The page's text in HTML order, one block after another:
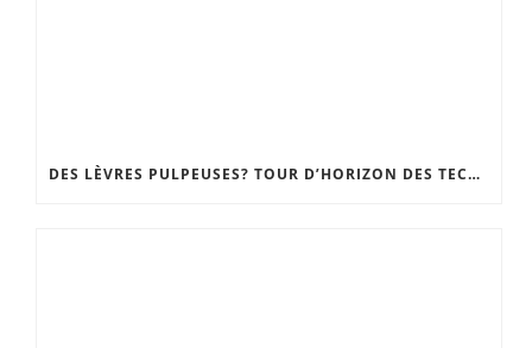
DES LÈVRES PULPEUSES? TOUR D’HORIZON DES TECHNIQUES, DU GLOSS REPULPANT À LA CHIRURGIE